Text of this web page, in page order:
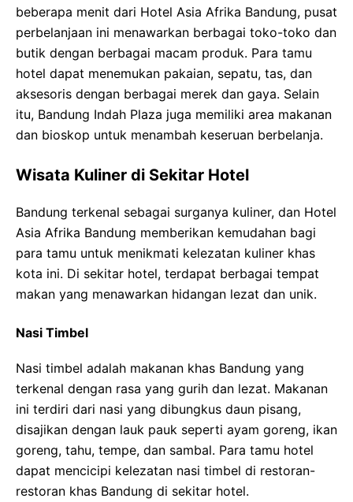
beberapa menit dari Hotel Asia Afrika Bandung, pusat
perbelanjaan ini menawarkan berbagai toko-toko dan
butik dengan berbagai macam produk. Para tamu
hotel dapat menemukan pakaian, sepatu, tas, dan
aksesoris dengan berbagai merek dan gaya. Selain
itu, Bandung Indah Plaza juga memiliki area makanan
dan bioskop untuk menambah keseruan berbelanja.
Wisata Kuliner di Sekitar Hotel
Bandung terkenal sebagai surganya kuliner, dan Hotel
Asia Afrika Bandung memberikan kemudahan bagi
para tamu untuk menikmati kelezatan kuliner khas
kota ini. Di sekitar hotel, terdapat berbagai tempat
makan yang menawarkan hidangan lezat dan unik.
Nasi Timbel
Nasi timbel adalah makanan khas Bandung yang
terkenal dengan rasa yang gurih dan lezat. Makanan
ini terdiri dari nasi yang dibungkus daun pisang,
disajikan dengan lauk pauk seperti ayam goreng, ikan
goreng, tahu, tempe, dan sambal. Para tamu hotel
dapat mencicipi kelezatan nasi timbel di restoran-
restoran khas Bandung di sekitar hotel.